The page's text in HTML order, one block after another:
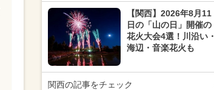
【関西】2026年8月11
日の「山の日」開催の
花火大会4選！川沿い・
海辺・音楽花火も
関西の記事をチェック